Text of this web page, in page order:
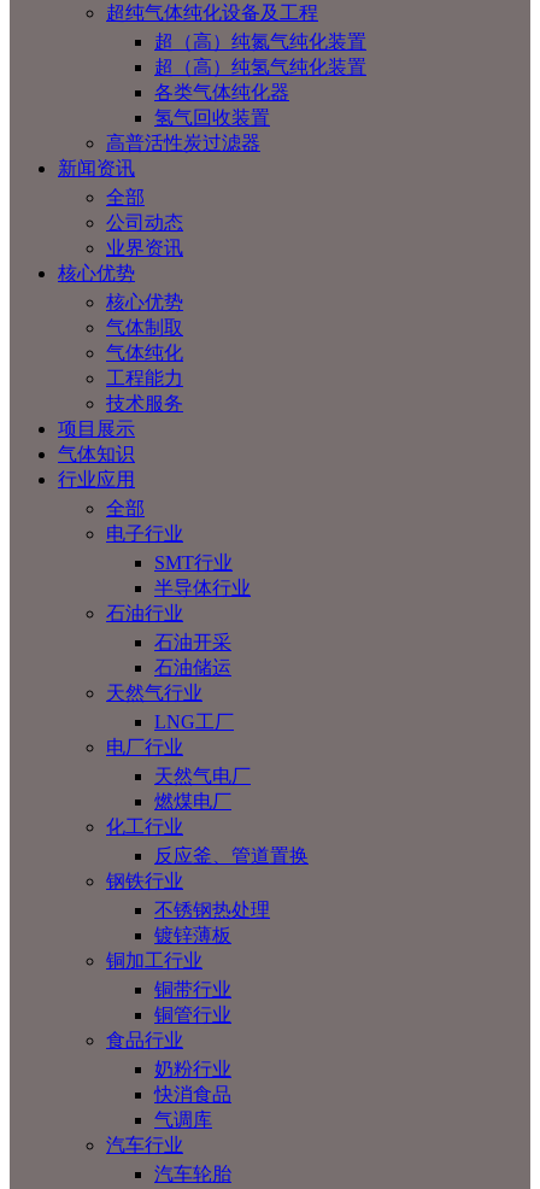
超纯气体纯化设备及工程
超（高）纯氮气纯化装置
超（高）纯氢气纯化装置
各类气体纯化器
氢气回收装置
高普活性炭过滤器
新闻资讯
全部
公司动态
业界资讯
核心优势
核心优势
气体制取
气体纯化
工程能力
技术服务
项目展示
气体知识
行业应用
全部
电子行业
SMT行业
半导体行业
石油行业
石油开采
石油储运
天然气行业
LNG工厂
电厂行业
天然气电厂
燃煤电厂
化工行业
反应釜、管道置换
钢铁行业
不锈钢热处理
镀锌薄板
铜加工行业
铜带行业
铜管行业
食品行业
奶粉行业
快消食品
气调库
汽车行业
汽车轮胎